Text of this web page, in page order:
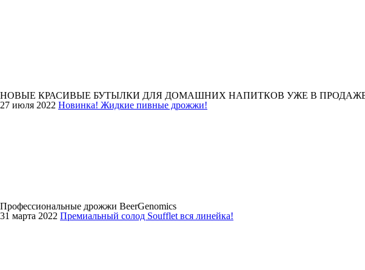
НОВЫЕ КРАСИВЫЕ БУТЫЛКИ ДЛЯ ДОМАШНИХ НАПИТКОВ УЖЕ В
27 июля 2022 Новинка! Жидкие пивные дрожжи!
Профессиональные дрожжи BeerGenomics
31 марта 2022 Премиальный солод Soufflet вся линейка!